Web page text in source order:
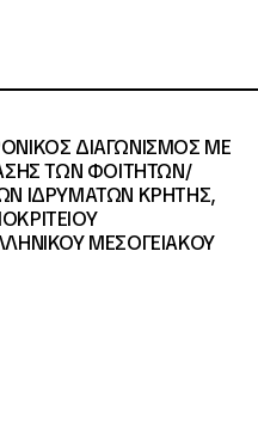
ΔΙΑΓΩΝΙΣΜΟΣ ΜΕ
ΤΩΝ ΦΟΙΤΗΤΩΝ/
ΙΔΡΥΜΑΤΩΝ KΡΗΤΗΣ,
ΜΕΣΟΓΕΙΑΚΟΥ